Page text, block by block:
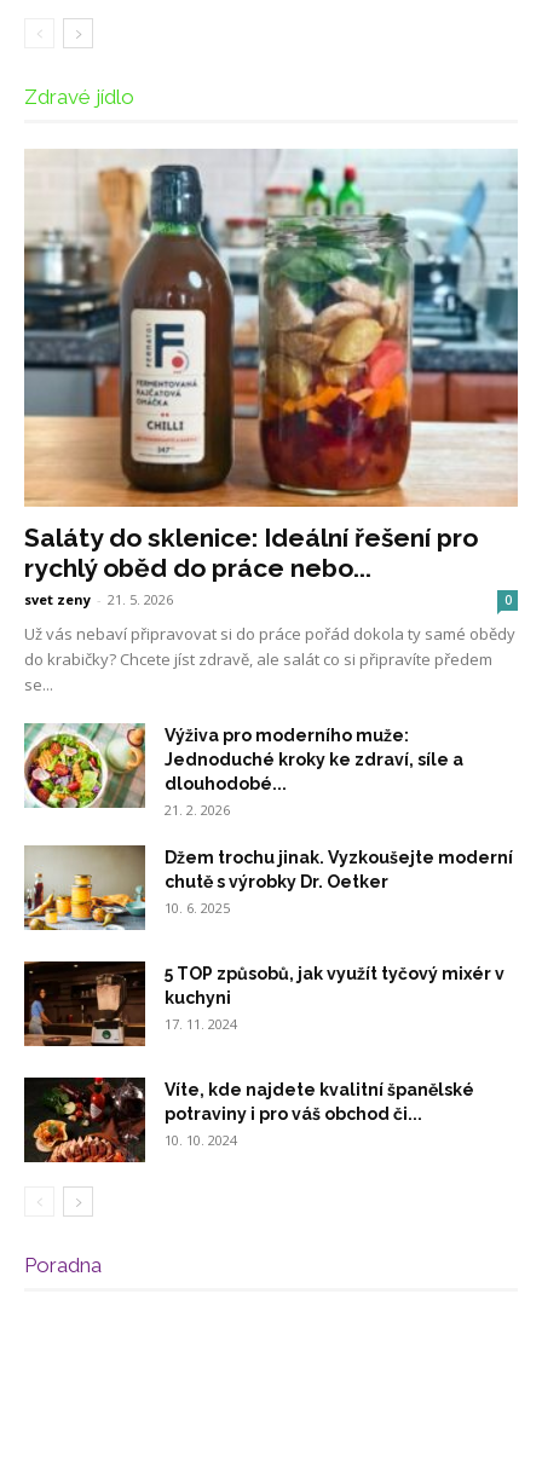
Zdravé jídlo
Saláty do sklenice: Ideální řešení pro
rychlý oběd do práce nebo...
svet zeny - 21. 5. 2026 0
Už vás nebaví připravovat si do práce pořád dokola ty samé obědy
do krabičky? Chcete jíst zdravě, ale salát co si připravíte předem
se...
Výživa pro moderního muže:
Jednoduché kroky ke zdraví, síle a
dlouhodobé...
21. 2. 2026
Džem trochu jinak. Vyzkoušejte moderní
chutě s výrobky Dr. Oetker
10. 6. 2025
5 TOP způsobů, jak využít tyčový mixér v
kuchyni
17. 11. 2024
Víte, kde najdete kvalitní španělské
potraviny i pro váš obchod či...
10. 10. 2024
Poradna